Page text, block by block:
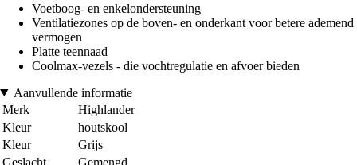
Voetboog- en enkelondersteuning
Ventilatiezones op de boven- en onderkant voor betere ademend
vermogen
Platte teennaad
Coolmax-vezels - die vochtregulatie en afvoer bieden
Aanvullende informatie
Merk
Highlander
Kleur
houtskool
Kleur
Grijs
Geslacht
Gemengd